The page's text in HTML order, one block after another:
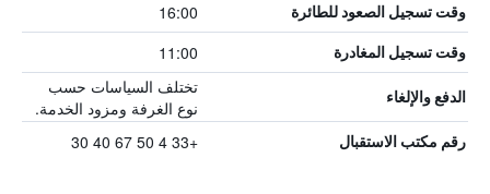
وقت تسجيل الصعود للطائرة 16:00
وقت تسجيل المغادرة 11:00
الدفع والإلغاء
تختلف السياسات حسب
نوع الغرفة ومزود الخدمة.
رقم مكتب الاستقبال +33 4 50 67 40 30